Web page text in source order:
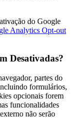
do Google
Analytics Opt-out
Desativadas?
partes do
formulários,
opcionais forem
funcionalidades
não serão